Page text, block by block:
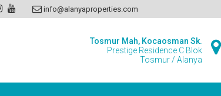
info@alanyaproperties.com
Tosmur Mah, Kocaosman Sk.
Prestige Residence C Blok
Tosmur / Alanya